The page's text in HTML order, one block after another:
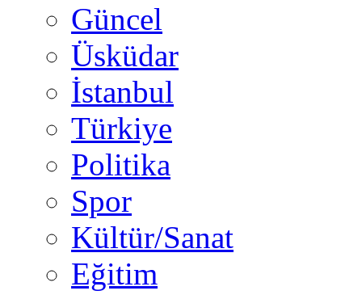
Güncel
Üsküdar
İstanbul
Türkiye
Politika
Spor
Kültür/Sanat
Eğitim